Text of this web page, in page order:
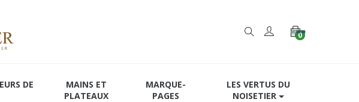
0
DE
MAINS ET
PLATEAUX
MARQUE-
PAGES
LES VERTUS DU
NOISETIER